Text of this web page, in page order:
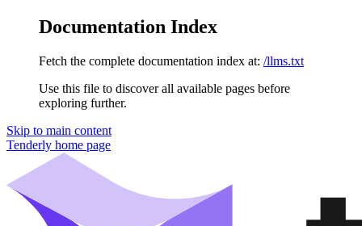
Documentation Index
Fetch the complete documentation index at: /llms.txt
Use this file to discover all available pages before
exploring further.
Skip to main content
Tenderly home page